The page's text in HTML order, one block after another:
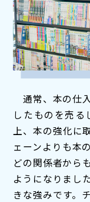
通常、本の仕
したものを売
上、本の強化に
ェーンよりも本
どの関係者から
ようになりまし
きな強みです。